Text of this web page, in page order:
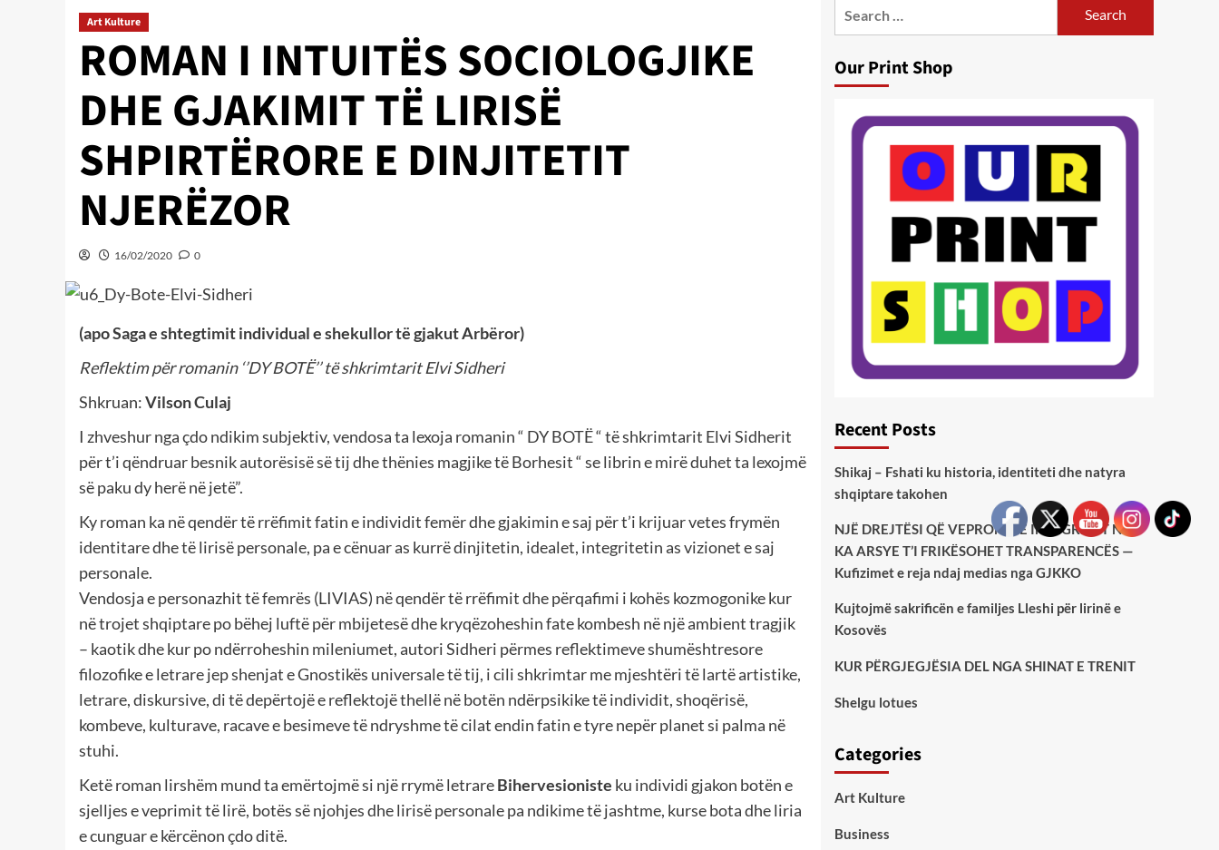
Art Kulture
ROMAN I INTUITËS SOCIOLOGJIKE
DHE GJAKIMIT TË LIRISË
SHPIRTËRORE E DINJITETIT
NJERËZOR
16/02/2020 0
(apo Saga e shtegtimit individual e shekullor të gjakut Arbëror)
Reflektim për romanin ‘’DY BOTË’’ të shkrimtarit Elvi Sidheri
Shkruan:Vilson Culaj
I zhveshur nga çdo ndikim subjektiv, vendosa ta lexoja romanin “ DY BOTË “ të shkrimtarit Elvi Sidherit
për t’i qëndruar besnik autorësisë së tij dhe thënies magjike të Borhesit “ se librin e mirë duhet ta lexojmë
së paku dy herë në jetë”.
Ky roman ka në qendër të rrëfimit fatin e individit femër dhe gjakimin e saj për t’i krijuar vetes frymën
identitare dhe të lirisë personale, pa e cënuar as kurrë dinjitetin, idealet, integritetin as vizionet e saj
personale.
Vendosja e personazhit të femrës (LIVIAS) në qendër të rrëfimit dhe përqafimi i kohës kozmogonike kur
në trojet shqiptare po bëhej luftë për mbijetesë dhe kryqëzoheshin fate kombesh në një ambient tragjik
– kaotik dhe kur po ndërroheshin mileniumet, autori Sidheri përmes reflektimeve shumështresore
filozofike e letrare jep shenjat e Gnostikës universale të tij, i cili shkrimtar me mjeshtëri të lartë artistike,
letrare, diskursive, di të depërtojë e reflektojë thellë në botën ndërpsikike të individit, shoqërisë,
kombeve, kulturave, racave e besimeve të ndryshme të cilat endin fatin e tyre nepër planet si palma në
stuhi.
Ketë roman lirshëm mund ta emërtojmë si një rrymë letrareBihervesioniste ku individi gjakon botën e
sjelljes e veprimit të lirë, botës së njohjes dhe lirisë personale pa ndikime të jashtme, kurse bota dhe liria
e cunguar e kërcënon çdo ditë.
Our Print Shop
Recent Posts
Shikaj – Fshati ku historia, identiteti dhe natyra
shqiptare takohen
NJË DREJTËSI QË VEPRON ME INTEGRITET NUK
KA ARSYE T’I FRIKËSOHET TRANSPARENCËS —
Kufizimet e reja ndaj medias nga GJKKO
Kujtojmë sakrificën e familjes Lleshi për lirinë e
Kosovës
KUR PËRGJEGJËSIA DEL NGA SHINAT E TRENIT
Shelgu lotues
Categories
Art Kulture
Business